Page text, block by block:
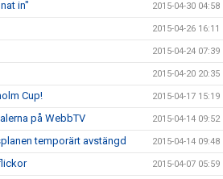
in" 2015-04-30 04:58
2015-04-26 16:11
2015-04-24 07:39
2015-04-20 20:35
Cup! 2015-04-17 15:19
på WebbTV 2015-04-14 09:52
temporärt avstängd 2015-04-14 09:48
2015-04-07 05:59